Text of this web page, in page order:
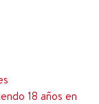
18 años en